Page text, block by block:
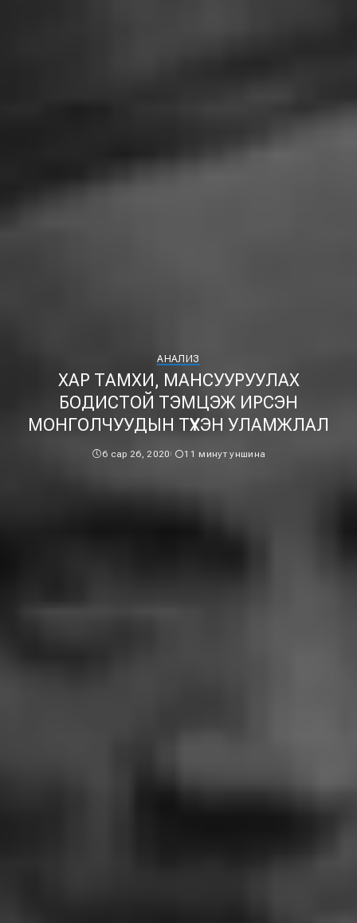
АНАЛИЗ
ХАР ТАМХИ, МАНСУУРУУЛАХ
БОДИСТОЙ ТЭМЦЭЖ ИРСЭН
МОНГОЛЧУУДЫН ТҮҮХЭН УЛАМЖЛАЛ
6 сар 26, 2020 11 минут уншина